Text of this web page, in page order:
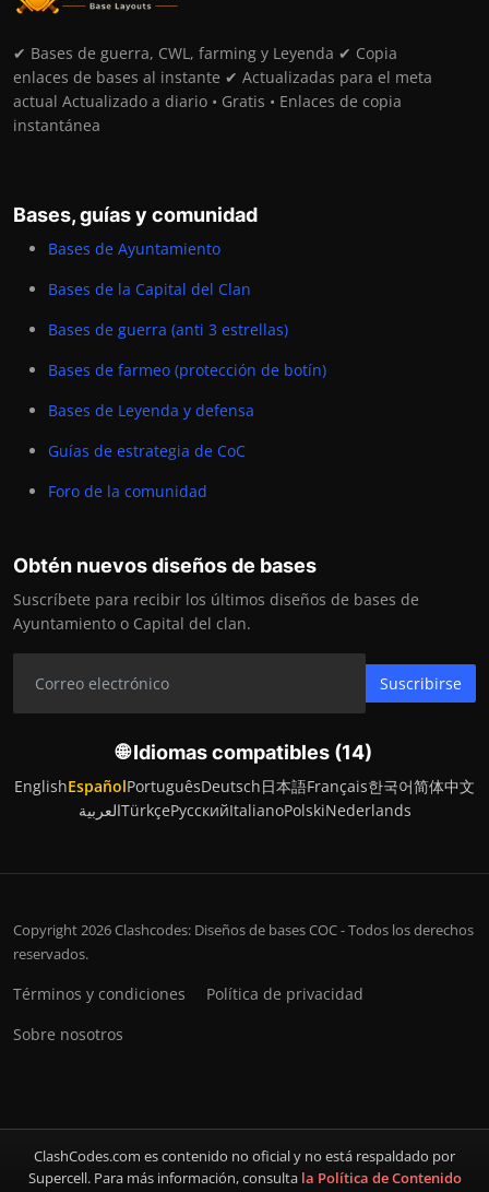
✔ Bases de guerra, CWL, farming y Leyenda ✔ Copia
enlaces de bases al instante ✔ Actualizadas para el meta
actual Actualizado a diario • Gratis • Enlaces de copia
instantánea
Bases, guías y comunidad
Bases de Ayuntamiento
Bases de la Capital del Clan
Bases de guerra (anti 3 estrellas)
Bases de farmeo (protección de botín)
Bases de Leyenda y defensa
Guías de estrategia de CoC
Foro de la comunidad
Obtén nuevos diseños de bases
Suscríbete para recibir los últimos diseños de bases de
Ayuntamiento o Capital del clan.
Suscribirse
🌐 Idiomas compatibles (14)
EnglishEspañolPortuguêsDeutsch日本語Français한국어简体中文
العربيةTürkçeРусскийItalianoPolskiNederlands
Copyright 2026 Clashcodes: Diseños de bases COC - Todos los derechos
reservados.
Términos y condiciones
Política de privacidad
Sobre nosotros
ClashCodes.com es contenido no oficial y no está respaldado por
Supercell. Para más información, consulta la Política de Contenido